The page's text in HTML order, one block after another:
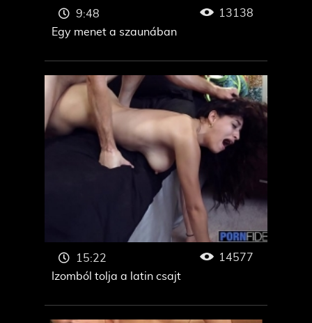
Egy menet a szaunában
9:48 13138
Izomból tolja a latin csajt
15:22 14577